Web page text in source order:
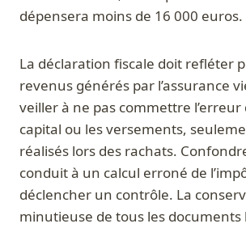
dépensera moins de 16 000 euros.
La déclaration fiscale doit refléter
revenus générés par l’assurance
veiller à ne pas commettre l’erreur
capital ou les versements,
réalisés lors des rachats.
conduit à un calcul erroné de
déclencher un contrôle. La
minutieuse de tous les documents